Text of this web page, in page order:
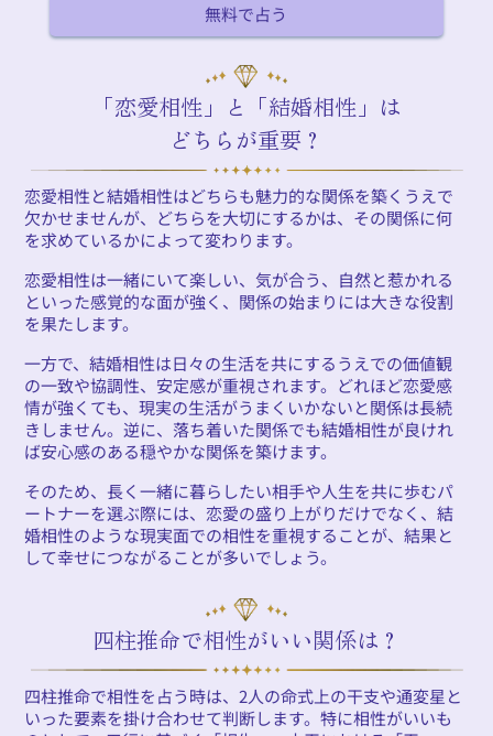
無料で占う
「恋愛相性」と「結婚相性」は
どちらが重要？
恋愛相性と結婚相性はどちらも魅力的な関係を築くうえで
欠かせませんが、どちらを大切にするかは、その関係に何
を求めているかによって変わります。
恋愛相性は一緒にいて楽しい、気が合う、自然と惹かれる
といった感覚的な面が強く、関係の始まりには大きな役割
を果たします。
一方で、結婚相性は日々の生活を共にするうえでの価値観
の一致や協調性、安定感が重視されます。どれほど恋愛感
情が強くても、現実の生活がうまくいかないと関係は長続
きしません。逆に、落ち着いた関係でも結婚相性が良けれ
ば安心感のある穏やかな関係を築けます。
そのため、長く一緒に暮らしたい相手や人生を共に歩むパ
ートナーを選ぶ際には、恋愛の盛り上がりだけでなく、結
婚相性のような現実面での相性を重視することが、結果と
して幸せにつながることが多いでしょう。
四柱推命で相性がいい関係は？
四柱推命で相性を占う時は、2人の命式上の干支や通変星と
いった要素を掛け合わせて判断します。特に相性がいいも